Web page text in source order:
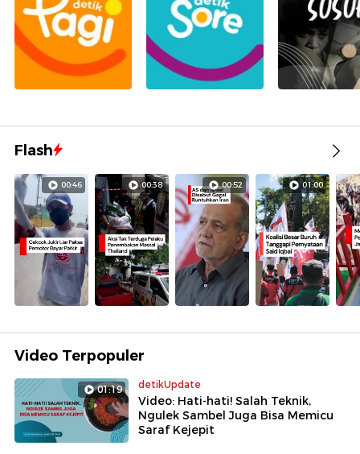
Flash
00:46 00:38 00:52 01:00
Video Terpopuler
01:19 detikUpdate
Video: Hati-hati! Salah Teknik,
Ngulek Sambel Juga Bisa Memicu
Saraf Kejepit